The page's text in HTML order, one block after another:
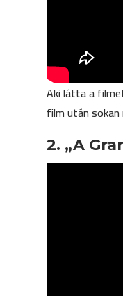
Aki látta a
film után
2. „A